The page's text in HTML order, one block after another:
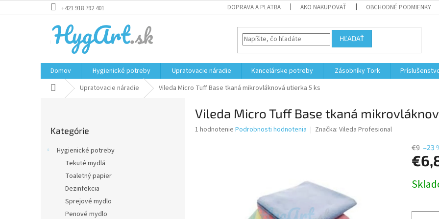
na
+421 918 792 401 DOPRAVA A PLATBA AKO NAKUPOVAŤ OBCHODNÉ PODMIENKY
HĽADAŤ
Domov Hygienické potreby Upratovacie náradie Kancelárske potreby Zásobníky Tork
DomovUpratovacie náradie Vileda Micro Tuff Base tkaná mikrovláknová utierka 5 ks
kategórie
Kategórie
Hygienické potreby
Tekuté mydlá
Toaletný papier
Dezinfekcia
Sprejové mydlo
Penové mydlo
Vileda Micro Tuff Base tkaná
Priemerné
1 hodnotenie Podrobnosti hodnotenia Značka: Vileda Profesional
€9 –23
cena: